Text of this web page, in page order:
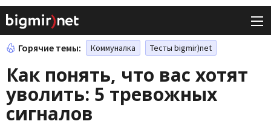
Горячие темы: Коммуналка Тесты bigmir)net
Как понять, что вас хотят
уволить: 5 тревожных
сигналов